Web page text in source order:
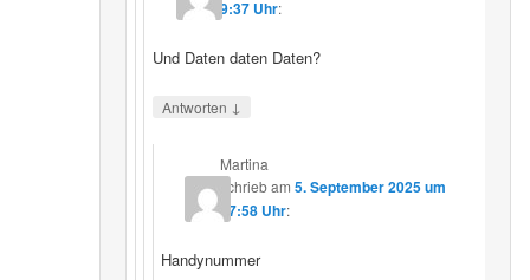
19:37 Uhr:
Und Daten daten Daten?
Antworten ↓
Martina
schriebam5. September 2025 um
17:58 Uhr:
Handynummer